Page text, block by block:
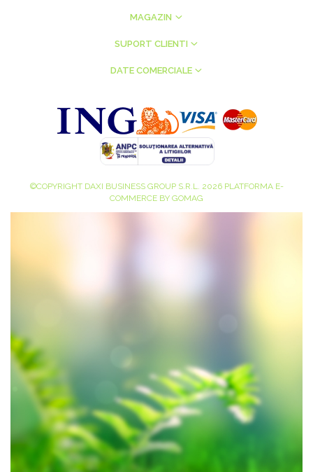
MAGAZIN
SUPORT CLIENTI
DATE COMERCIALE
©COPYRIGHT DAXI BUSINESS GROUP S.R.L. 2026 PLATFORMA E-
COMMERCE BY GOMAG